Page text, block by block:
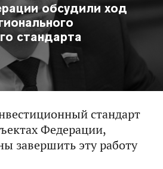
обсудили ход
стандарта
стандарт
Федерации,
завершить эту работу